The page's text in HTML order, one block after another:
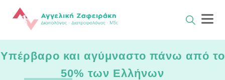
Υπέρβαρο και αγύμναστο πάνω από το
50% των Ελλήνων